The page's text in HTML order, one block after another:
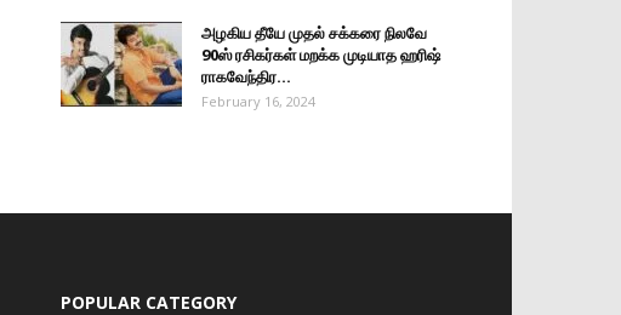
அழகிய தீயே முதல் சக்கரை நிலவே
90ஸ் ரசிகர்கள் மறக்க முடியாத ஹரிஷ்
ராகவேந்திர...
February 16, 2024
POPULAR CATEGORY